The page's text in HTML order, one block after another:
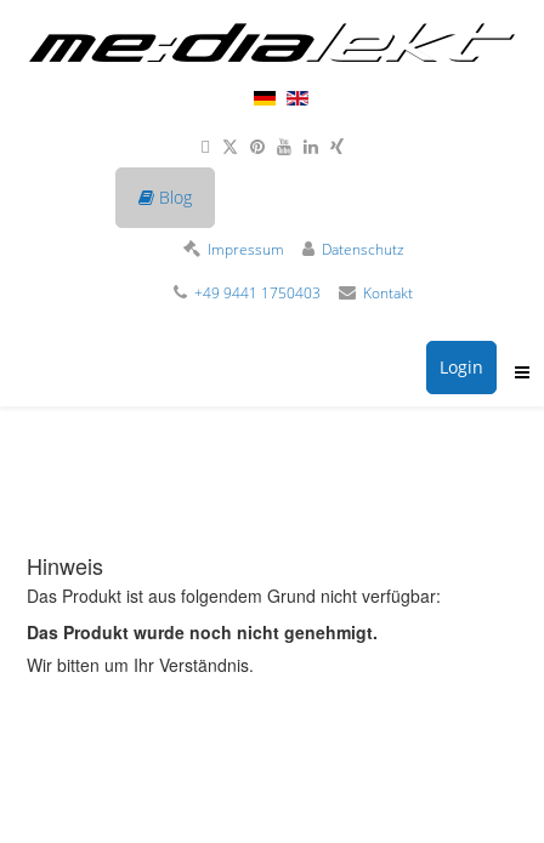
Blog
Impressum Datenschutz
+49 9441 1750403 Kontakt
Login